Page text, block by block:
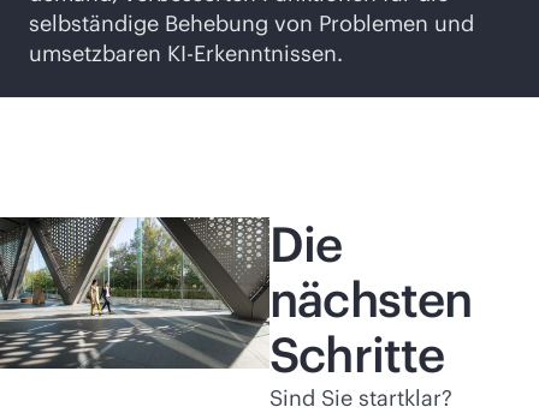
selbständige Behebung von Problemen und
umsetzbaren KI-Erkenntnissen.
Die
nächsten
Schritte
Sind Sie startklar?